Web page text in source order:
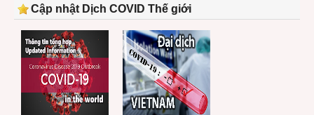
Cập nhật Dịch COVID Thế giới